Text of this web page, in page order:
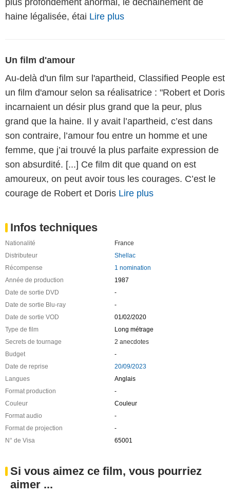
plus profondément anormal, le déchainement de
haine légalisée, étai Lire plus
Un film d'amour
Au-delà d'un film sur l'apartheid, Classified People est
un film d'amour selon sa réalisatrice : "Robert et Doris
incarnaient un désir plus grand que la peur, plus
grand que la haine. Il y avait l’apartheid, c’est dans
son contraire, l’amour fou entre un homme et une
femme, que j’ai trouvé la plus parfaite expression de
son absurdité. [...] Ce film dit que quand on est
amoureux, on peut avoir tous les courages. C’est le
courage de Robert et Doris Lire plus
Infos techniques
Nationalité
France
Distributeur
Shellac
Récompense
1 nomination
Année de production
1987
Date de sortie DVD
-
Date de sortie Blu-ray
-
Date de sortie VOD
01/02/2020
Type de film
Long métrage
Secrets de tournage
2 anecdotes
Budget
-
Date de reprise
20/09/2023
Langues
Anglais
Format production
-
Couleur
Couleur
Format audio
-
Format de projection
-
N° de Visa
65001
Si vous aimez ce film, vous pourriez
aimer ...